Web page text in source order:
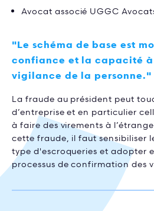
Avocat associé UGGC
"Le schéma de base est
confiance et la capacité
vigilance de la personne."
La fraude au président peut
d’entreprise et en particulier
à faire des virements à
cette fraude, il faut sensibiliser
type d'escroqueries et adopter
processus de confirmation des